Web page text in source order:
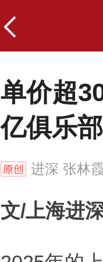
单价超
亿俱乐
进深 张林
文/上海进